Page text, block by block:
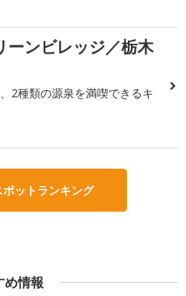
ーンビレッジ／栃木
2種類の源泉を満喫できるキ
ットランキング
め情報